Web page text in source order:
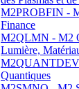
M2PROBFIN -
Finance
M2QLMN - M2
Lumière,
Quantiques